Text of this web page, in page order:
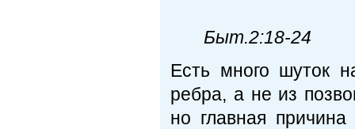
Быт.2:18-24
Есть много шуток
ребра, а не из
но главная